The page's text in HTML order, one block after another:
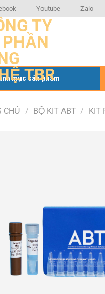
Youtube Zalo
mục sản phẩm
CHỦ / BỘ KIT ABT / KIT